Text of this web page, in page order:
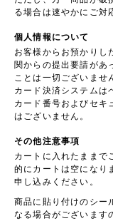
る場合は速やかにご対
個人情報について
お客様からお預かりし
関からの提出要請があ
ことは一切ございませ
カード決済システムは
カード番号およびセキ
はございません。
その他注意事項
カートに入れたままで
的にカートは空になり
申し込みください。
商品に貼り付けのシー
なる場合がございます